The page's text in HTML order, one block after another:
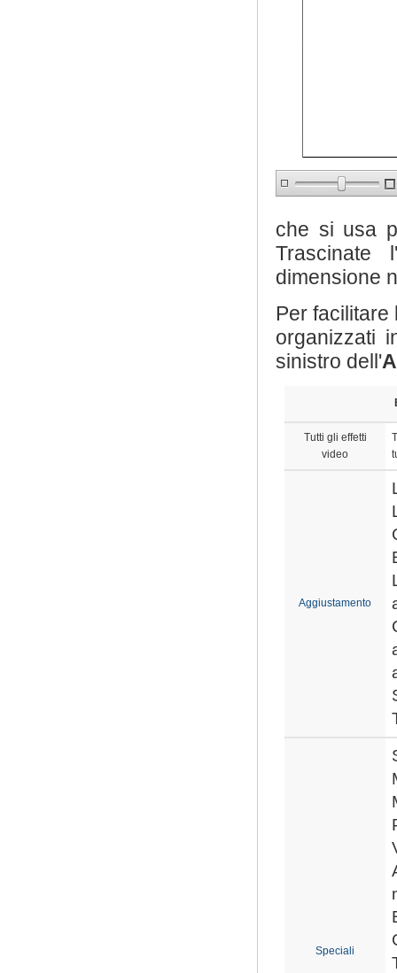
che si usa
Trascinate
dimensione
Per facilitare
organizzati
sinistro dell'
Tutti gli effetti
video
Aggiustamento
Speciali